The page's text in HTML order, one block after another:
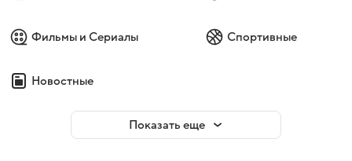
Фильмы и Сериалы Спортивные
Новостные
Показать еще